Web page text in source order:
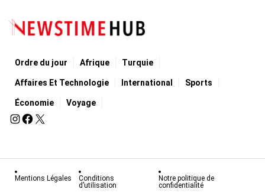
Ordre du jour Afrique Turquie
Affaires Et Technologie International Sports
Économie Voyage
Mentions Légales
Conditions
d’utilisation
Notre politique de
confidentialité